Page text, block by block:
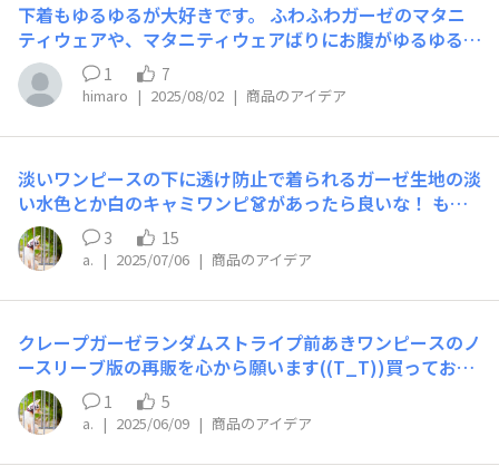
ばらないので旅にも便利などのメリットがあります。ぜ
ひ！
下着もゆるゆるが大好きです。 ふわふわガーゼのマタニ
ティウェアや、マタニティウェアばりにお腹がゆるゆるの
ズボンがとても欲しいです。
1 7
himaro | 2025/08/02 | 商品のアイデア
淡いワンピースの下に透け防止で着られるガーゼ生地の淡
い水色とか白のキャミワンピ👗があったら良いな！ もと
もと持ってるキャミワンピ(黒)を合わせると、透けないけ
どUHINOさんの肌触りじゃなくなってしまうし色調も変
わってしまいます😰 UHINOさんから出ることをいつか期
待してます（笑） あと、淡いワンピースの展開を増やし
3 15
a. | 2025/07/06 | 商品のアイデア
クレープガーゼランダムストライプ前あきワンピースのノ
ースリーブ版の再販を心から願います((T_T))買っておけ
ばよかったです～💦 あと、マキシワンピなのですが私身
長が161㎝なのですが、ヒールを履かないためロング過ぎ
てすそが地面につきそうになるのが悩みです😂🌀🌀
1 5
a. | 2025/06/09 | 商品のアイデア